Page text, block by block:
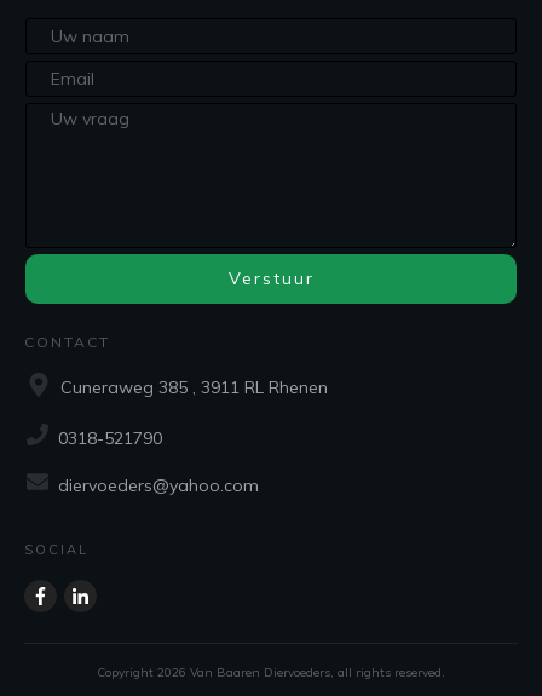
Verstuur
CONTACT
Cuneraweg 385 , 3911 RL Rhenen
0318-521790
diervoeders@yahoo.com
SOCIAL
Copyright 2026 Van Baaren Diervoeders, all rights reserved.